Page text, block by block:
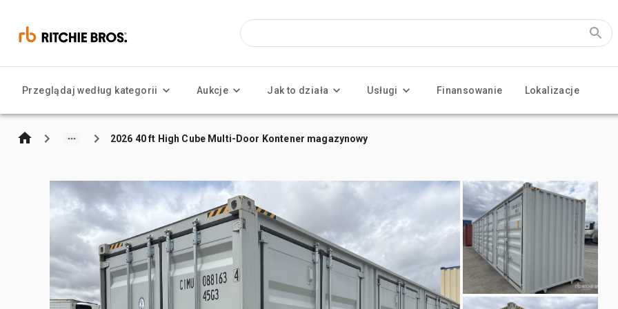
Przeglądaj według kategorii Aukcje Jak to działa Usługi Finansowanie Lokalizacje
2026 40 ft High Cube Multi-Door Kontener magazynowy